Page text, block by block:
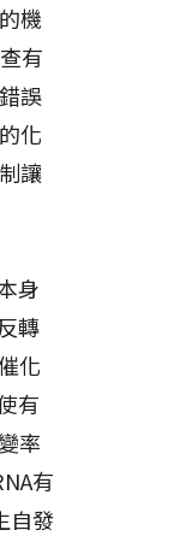
機
有
誤
化
讓
身
轉
化
有
率
有
自發